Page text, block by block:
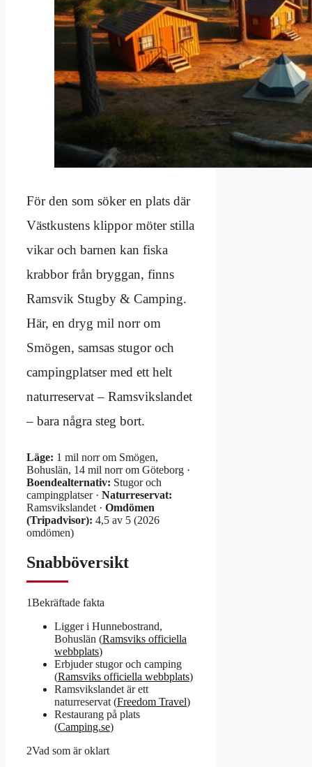
För den som söker en plats där
Västkustens klippor möter stilla
vikar och barnen kan fiska
krabbor från bryggan, finns
Ramsvik Stugby & Camping.
Här, en dryg mil norr om
Smögen, samsas stugor och
campingplatser med ett helt
naturreservat – Ramsvikslandet
– bara några steg bort.
Läge: 1 mil norr om Smögen,
Bohuslän, 14 mil norr om Göteborg ·
Boendealternativ: Stugor och
campingplatser · Naturreservat:
Ramsvikslandet · Omdömen
(Tripadvisor): 4,5 av 5 (2026
omdömen)
Snabböversikt
1Bekräftade fakta
Ligger i Hunnebostrand,
Bohuslän (Ramsviks officiella
webbplats)
Erbjuder stugor och camping
(Ramsviks officiella webbplats)
Ramsvikslandet är ett
naturreservat (Freedom Travel)
Restaurang på plats
(Camping.se)
2Vad som är oklart